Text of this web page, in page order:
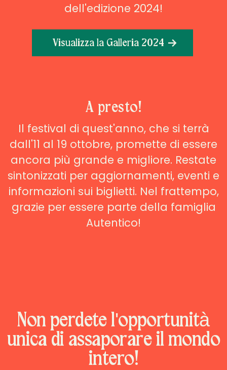
dell'edizione 2024!
Visualizza la Galleria 2024
A presto!
Il festival di quest'anno, che si terrà
dall'11 al 19 ottobre, promette di essere
ancora più grande e migliore. Restate
sintonizzati per aggiornamenti, eventi e
informazioni sui biglietti. Nel frattempo,
grazie per essere parte della famiglia
Autentico!
Non perdete l'opportunità
unica di assaporare il mondo
intero!